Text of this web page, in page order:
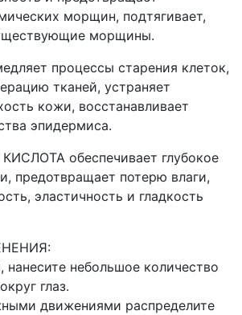
морщин, подтягивает,
морщины.
процессы старения клеток,
тканей, устраняет
кожи, восстанавливает
эпидермиса.
обеспечивает глубокое
предотвращает потерю влаги,
эластичность и гладкость
небольшое количество
глаз.
движениями распределите